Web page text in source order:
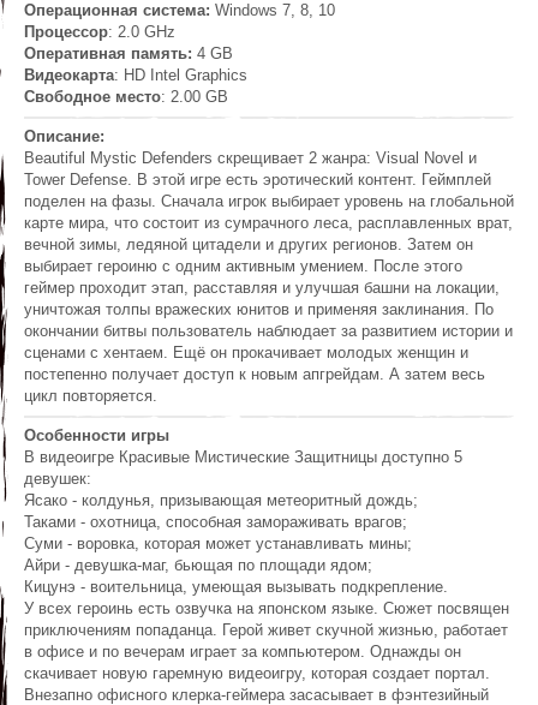
Операционная система: Windows 7, 8, 10
Процессор: 2.0 GHz
Оперативная память: 4 GB
Видеокарта: HD Intel Graphics
Свободное место: 2.00 GB
Описание:
Beautiful Mystic Defenders скрещивает 2 жанра: Visual Novel и
Tower Defense. В этой игре есть эротический контент. Геймплей
поделен на фазы. Сначала игрок выбирает уровень на глобальной
карте мира, что состоит из сумрачного леса, расплавленных врат,
вечной зимы, ледяной цитадели и других регионов. Затем он
выбирает героиню с одним активным умением. После этого
геймер проходит этап, расставляя и улучшая башни на локации,
уничтожая толпы вражеских юнитов и применяя заклинания. По
окончании битвы пользователь наблюдает за развитием истории и
сценами с хентаем. Ещё он прокачивает молодых женщин и
постепенно получает доступ к новым апгрейдам. А затем весь
цикл повторяется.
Особенности игры
В видеоигре Красивые Мистические Защитницы доступно 5
девушек:
Ясако - колдунья, призывающая метеоритный дождь;
Таками - охотница, способная замораживать врагов;
Суми - воровка, которая может устанавливать мины;
Айри - девушка-маг, бьющая по площади ядом;
Кицунэ - воительница, умеющая вызывать подкрепление.
У всех героинь есть озвучка на японском языке. Сюжет посвящен
приключениям попаданца. Герой живет скучной жизнью, работает
в офисе и по вечерам играет за компьютером. Однажды он
скачивает новую гаремную видеоигру, которая создает портал.
Внезапно офисного клерка-геймера засасывает в фэнтезийный